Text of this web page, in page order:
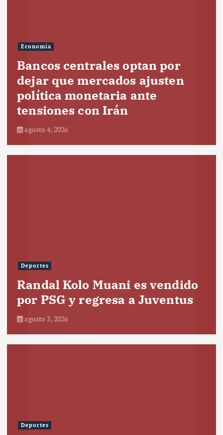
Economía
Bancos centrales optan por
dejar que mercados ajusten
política monetaria ante
tensiones con Irán
agosto 4, 2026
Deportes
Randal Kolo Muani es vendido
por PSG y regresa a Juventus
agosto 3, 2026
Deportes